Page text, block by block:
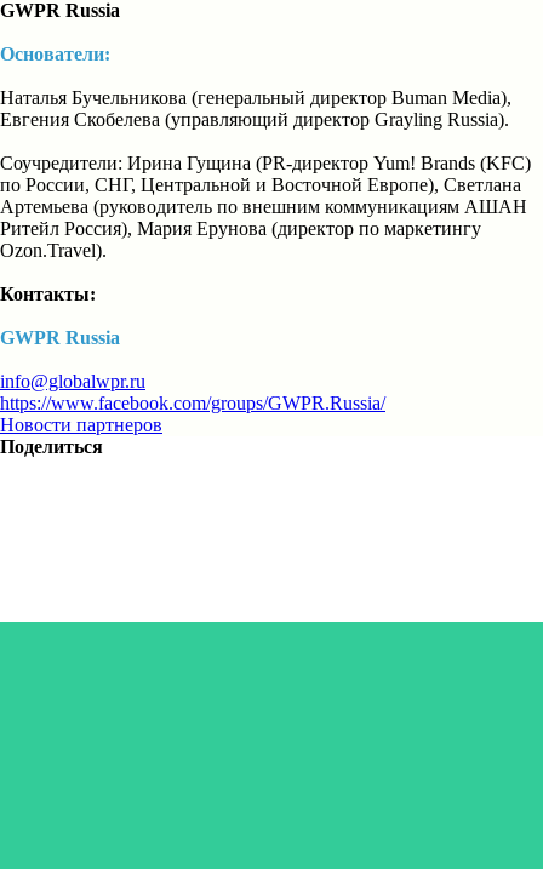
GWPR Russia
Основатели:
Наталья Бучельникова (генеральный директор Buman Media),
Евгения Скобелева (управляющий директор Grayling Russia).
Соучредители: Ирина Гущина (PR-директор Yum! Brands (KFC)
по России, СНГ, Центральной и Восточной Европе), Cветлана
Артемьева (руководитель по внешним коммуникациям АШАН
Ритейл Россия), Мария Ерунова (директор по маркетингу
Ozon.Travel).
Контакты:
GWPR Russia
info@globalwpr.ru
https://www.facebook.com/groups/GWPR.Russia/
Новости партнеров
Поделиться